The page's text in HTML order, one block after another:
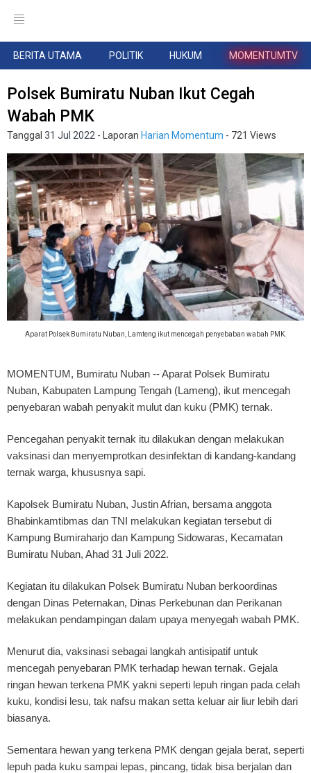
BERITA UTAMA POLITIK HUKUM MOMENTUMTV
Polsek Bumiratu Nuban Ikut Cegah
Wabah PMK
Tanggal 31 Jul 2022 - Laporan Harian Momentum - 721 Views
Aparat Polsek Bumiratu Nuban, Lamteng ikut mencegah penyebaban wabah PMK.
MOMENTUM, Bumiratu Nuban -- Aparat Polsek Bumiratu
Nuban, Kabupaten Lampung Tengah (Lameng), ikut mencegah
penyebaran wabah penyakit mulut dan kuku (PMK) ternak.
Pencegahan penyakit ternak itu dilakukan dengan melakukan
vaksinasi dan menyemprotkan desinfektan di kandang-kandang
ternak warga, khususnya sapi.
Kapolsek Bumiratu Nuban, Justin Afrian, bersama anggota
Bhabinkamtibmas dan TNI melakukan kegiatan tersebut di
Kampung Bumiraharjo dan Kampung Sidowaras, Kecamatan
Bumiratu Nuban, Ahad 31 Juli 2022.
Kegiatan itu dilakukan Polsek Bumiratu Nuban berkoordinas
dengan Dinas Peternakan, Dinas Perkebunan dan Perikanan
melakukan pendampingan dalam upaya menyegah wabah PMK.
Menurut dia, vaksinasi sebagai langkah antisipatif untuk
mencegah penyebaran PMK terhadap hewan ternak. Gejala
ringan hewan terkena PMK yakni seperti lepuh ringan pada celah
kuku, kondisi lesu, tak nafsu makan setta keluar air liur lebih dari
biasanya.
Sementara hewan yang terkena PMK dengan gejala berat, seperti
lepuh pada kuku sampai lepas, pincang, tidak bisa berjalan dan